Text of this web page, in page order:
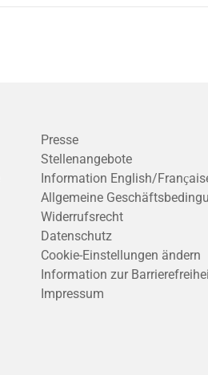
Presse
Stellenangebote
Information English/
Allgemeine
Widerrufsrecht
Datenschutz
Cookie-Einstellungen ändern
Information zur
Impressum